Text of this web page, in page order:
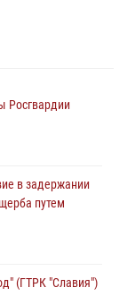
Росгвардии
в задержании
путем
(ГТРК "Славия")